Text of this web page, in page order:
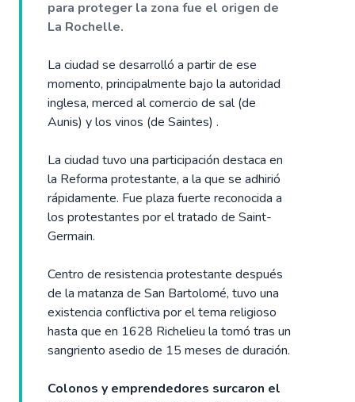
para proteger la zona fue el origen de
La Rochelle.
La ciudad se desarrolló a partir de ese
momento, principalmente bajo la autoridad
inglesa, merced al comercio de sal (de
Aunis) y los vinos (de Saintes) .
La ciudad tuvo una participación destaca en
la Reforma protestante, a la que se adhirió
rápidamente. Fue plaza fuerte reconocida a
los protestantes por el tratado de Saint-
Germain.
Centro de resistencia protestante después
de la matanza de San Bartolomé, tuvo una
existencia conflictiva por el tema religioso
hasta que en 1628 Richelieu la tomó tras un
sangriento asedio de 15 meses de duración.
Colonos y emprendedores surcaron el